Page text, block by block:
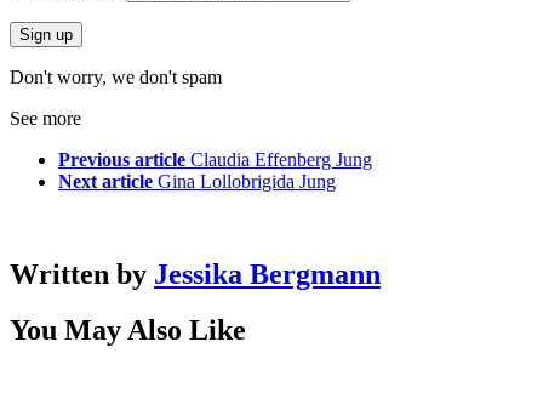
Don't worry, we don't spam
See more
Previous article Claudia Effenberg Jung
Next article Gina Lollobrigida Jung
Written by Jessika Bergmann
You May Also Like